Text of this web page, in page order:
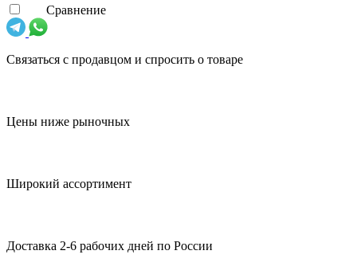
Сравнение
Связаться с продавцом и спросить о товаре
Цены ниже рыночных
Широкий ассортимент
Доставка 2-6 рабочих дней по России